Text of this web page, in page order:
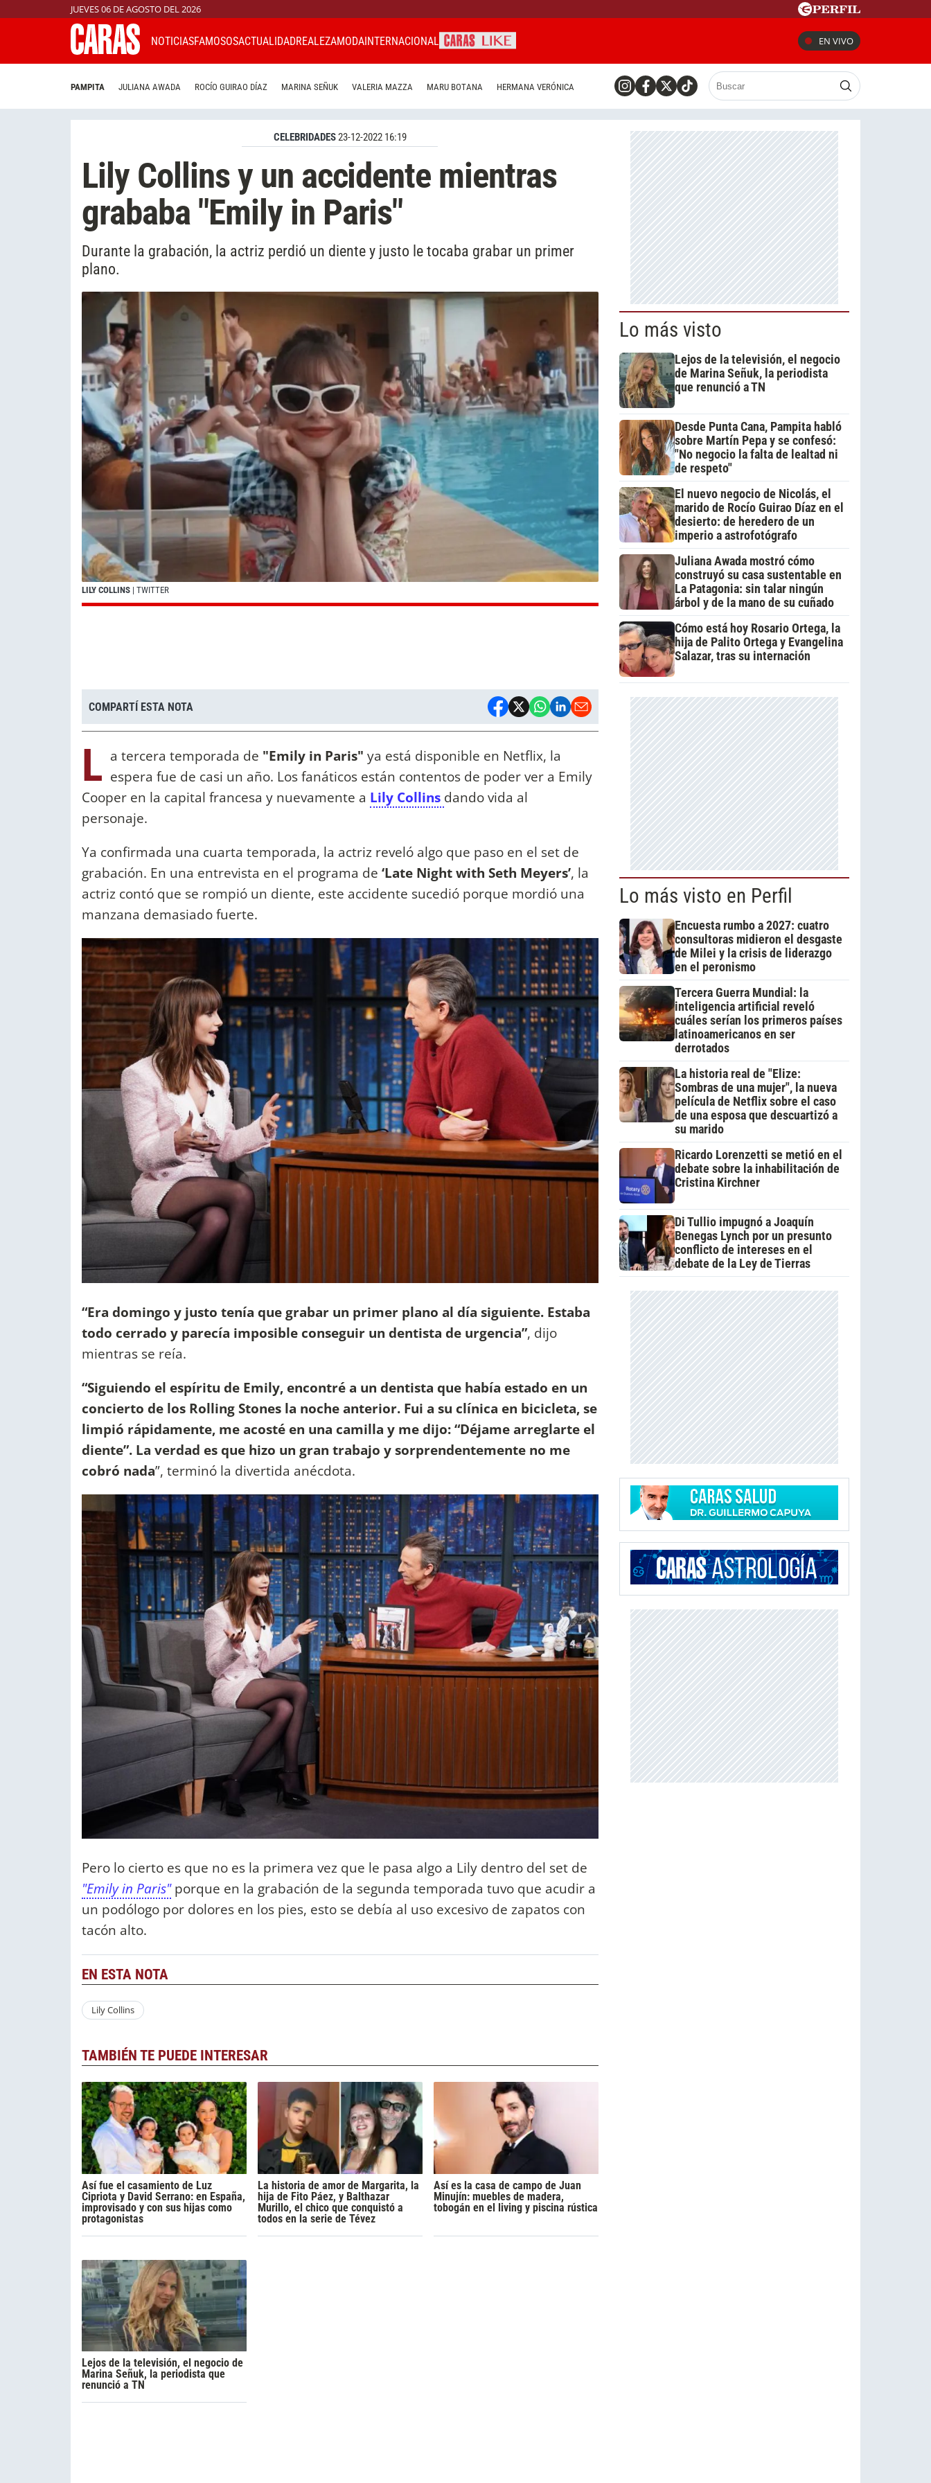
JUEVES 06 DE AGOSTO DEL 2026
NOTICIASFAMOSOSACTUALIDADREALEZAMODAINTERNACIONAL EN VIVO
PAMPITA JULIANA AWADA ROCÍO GUIRAO DÍAZ MARINA SEÑUK VALERIA MAZZA MARU BOTANA HERMANA VERÓNICA
CELEBRIDADES23-12-2022 16:19
Lily Collins y un accidente mientras
grababa "Emily in Paris"
Durante la grabación, la actriz perdió un diente y justo le tocaba grabar un primer
plano.
LILY COLLINS | TWITTER
COMPARTÍ ESTA NOTA
L a tercera temporada de "Emily in Paris" ya está disponible en Netflix, la
espera fue de casi un año. Los fanáticos están contentos de poder ver a Emily
Cooper en la capital francesa y nuevamente a Lily Collins dando vida al
personaje.
Ya confirmada una cuarta temporada, la actriz reveló algo que paso en el set de
grabación. En una entrevista en el programa de ‘Late Night with Seth Meyers’, la
actriz contó que se rompió un diente, este accidente sucedió porque mordió una
manzana demasiado fuerte.
“Era domingo y justo tenía que grabar un primer plano al día siguiente. Estaba
todo cerrado y parecía imposible conseguir un dentista de urgencia”, dijo
mientras se reía.
“Siguiendo el espíritu de Emily, encontré a un dentista que había estado en un
concierto de los Rolling Stones la noche anterior. Fui a su clínica en bicicleta, se
limpió rápidamente, me acosté en una camilla y me dijo: “Déjame arreglarte el
diente”. La verdad es que hizo un gran trabajo y sorprendentemente no me
cobró nada”, terminó la divertida anécdota.
Pero lo cierto es que no es la primera vez que le pasa algo a Lily dentro del set de
"Emily in Paris"porque en la grabación de la segunda temporada tuvo que acudir a
un podólogo por dolores en los pies, esto se debía al uso excesivo de zapatos con
tacón alto.
EN ESTA NOTA
Lily Collins
TAMBIÉN TE PUEDE INTERESAR
Así fue el casamiento de Luz
Cipriota y David Serrano: en España,
improvisado y con sus hijas como
protagonistas
La historia de amor de Margarita, la
hija de Fito Páez, y Balthazar
Murillo, el chico que conquistó a
todos en la serie de Tévez
Así es la casa de campo de Juan
Minujín: muebles de madera,
tobogán en el living y piscina rústica
Lejos de la televisión, el negocio de
Marina Señuk, la periodista que
renunció a TN
Lo más visto
Lejos de la televisión, el negocio
de Marina Señuk, la periodista
que renunció a TN
Desde Punta Cana, Pampita habló
sobre Martín Pepa y se confesó:
"No negocio la falta de lealtad ni
de respeto"
El nuevo negocio de Nicolás, el
marido de Rocío Guirao Díaz en el
desierto: de heredero de un
imperio a astrofotógrafo
Juliana Awada mostró cómo
construyó su casa sustentable en
La Patagonia: sin talar ningún
árbol y de la mano de su cuñado
Cómo está hoy Rosario Ortega, la
hija de Palito Ortega y Evangelina
Salazar, tras su internación
Lo más visto en Perfil
Encuesta rumbo a 2027: cuatro
consultoras midieron el desgaste
de Milei y la crisis de liderazgo
en el peronismo
Tercera Guerra Mundial: la
inteligencia artificial reveló
cuáles serían los primeros países
latinoamericanos en ser
derrotados
La historia real de "Elize:
Sombras de una mujer", la nueva
película de Netflix sobre el caso
de una esposa que descuartizó a
su marido
Ricardo Lorenzetti se metió en el
debate sobre la inhabilitación de
Cristina Kirchner
Di Tullio impugnó a Joaquín
Benegas Lynch por un presunto
conflicto de intereses en el
debate de la Ley de Tierras